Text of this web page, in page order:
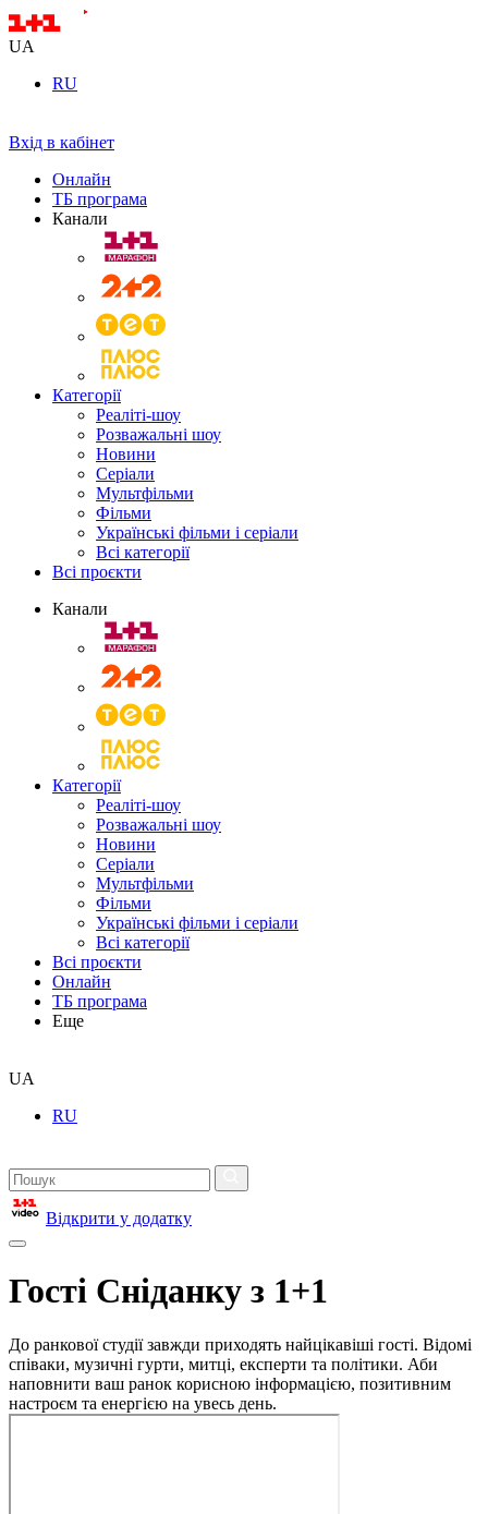
UA
RU
Вхід в кабінет
Онлайн
ТБ програма
Канали
Категорії
Реаліті-шоу
Розважальні шоу
Новини
Серіали
Мультфільми
Фільми
Українські фільми і серіали
Всі категорії
Всі проєкти
Канали
Категорії
Реаліті-шоу
Розважальні шоу
Новини
Серіали
Мультфільми
Фільми
Українські фільми і серіали
Всі категорії
Всі проєкти
Онлайн
ТБ програма
Еще
UA
RU
Відкрити у додатку
Гості Сніданку з 1+1
До ранкової студії завжди приходять найцікавіші гості. Відомі
співаки, музичні гурти, митці, експерти та політики. Аби
наповнити ваш ранок корисною інформацією, позитивним
настроєм та енергією на увесь день.